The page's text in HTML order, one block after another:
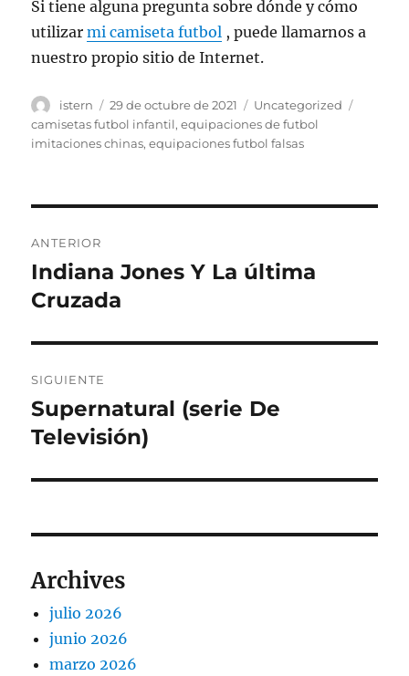
Si tiene alguna pregunta sobre dónde y cómo
utilizarmi camiseta futbol , puede llamarnos a
nuestro propio sitio de Internet.
Autor
istern
Publicado
el
29 de octubre de 2021 Categorías
Uncategorized
camisetas futbol infantil,equipaciones de futbol
imitaciones chinas,equipaciones futbol falsas
de
entradas
ANTERIOR
Entrada
anterior:
Indiana Jones Y La última
Cruzada
SIGUIENTE
Entrada
siguiente:
Supernatural (serie De
Televisión)
Archives
julio 2026
junio 2026
marzo 2026